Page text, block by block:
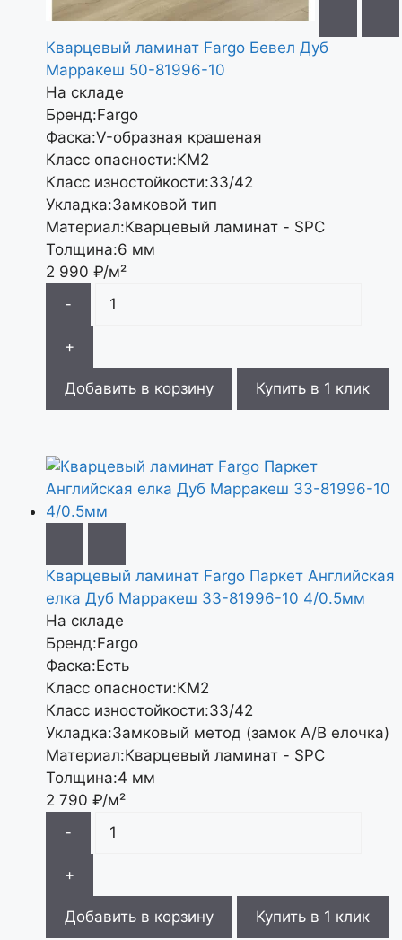
Кварцевый ламинат Fargo Бевел Дуб
Марракеш 50-81996-10
На складе
Бренд:Fargo
Фаска:V-образная крашеная
Класс опасности:КМ2
Класс изностойкости:33/42
Укладка:Замковой тип
Материал:Кварцевый ламинат - SPC
Толщина:6 мм
2 990 ₽/м²
-
+
Добавить в корзину Купить в 1 клик
Кварцевый ламинат Fargo Паркет Английская
елка Дуб Марракеш 33-81996-10 4/0.5мм
На складе
Бренд:Fargo
Фаска:Есть
Класс опасности:КМ2
Класс изностойкости:33/42
Укладка:Замковый метод (замок А/В елочка)
Материал:Кварцевый ламинат - SPC
Толщина:4 мм
2 790 ₽/м²
-
+
Добавить в корзину Купить в 1 клик